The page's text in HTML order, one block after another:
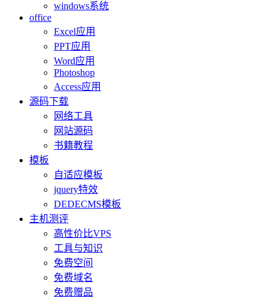
windows系统
office
Excel应用
PPT应用
Word应用
Photoshop
Access应用
源码下载
网络工具
网站源码
书籍教程
模板
自适应模板
jquery特效
DEDECMS模板
主机测评
高性价比VPS
工具与知识
免费空间
免费域名
免费赠品